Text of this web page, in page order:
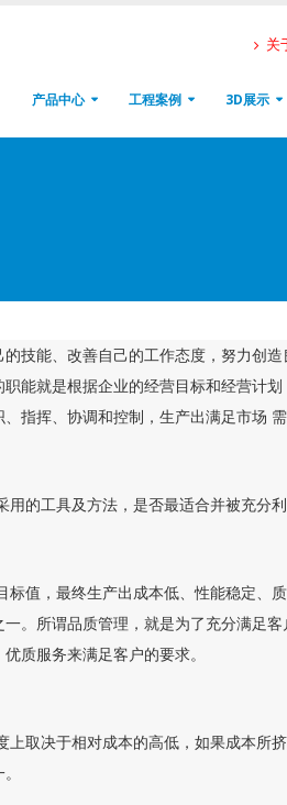
关
产品中心 工程案例 3D展示
技能、改善自己的工作态度，努力创
能就是根据企业的经营目标和经营计
指挥、协调和控制，生产出满足市场
工具及方法，是否最适合并被充分利
，最终生产出成本低、性能稳定、
。所谓品质管理，就是为了充分满足
质服务来满足客户的要求。
决于相对成本的高低，如果成本所